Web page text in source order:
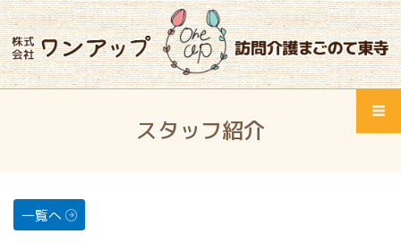
コ
ン
テ
ン
ツ
サービス紹介
スタッフ紹介
一覧へ